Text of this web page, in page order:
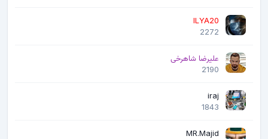
ILYA20
2272
علیرضا شاهرخی
2190
iraj
1843
MR.Majid